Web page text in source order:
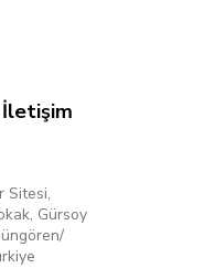
Sitesi,
Gürsoy